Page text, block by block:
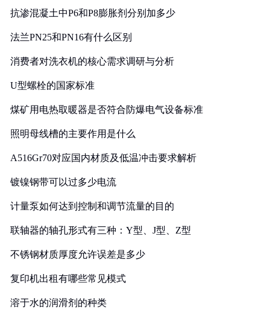
抗渗混凝土中P6和P8膨胀剂分别加多少
法兰PN25和PN16有什么区别
消费者对洗衣机的核心需求调研与分析
U型螺栓的国家标准
煤矿用电热取暖器是否符合防爆电气设备标准
照明母线槽的主要作用是什么
A516Gr70对应国内材质及低温冲击要求解析
镀镍钢带可以过多少电流
计量泵如何达到控制和调节流量的目的
联轴器的轴孔形式有三种：Y型、J型、Z型
不锈钢材质厚度允许误差是多少
复印机出租有哪些常见模式
溶于水的润滑剂的种类